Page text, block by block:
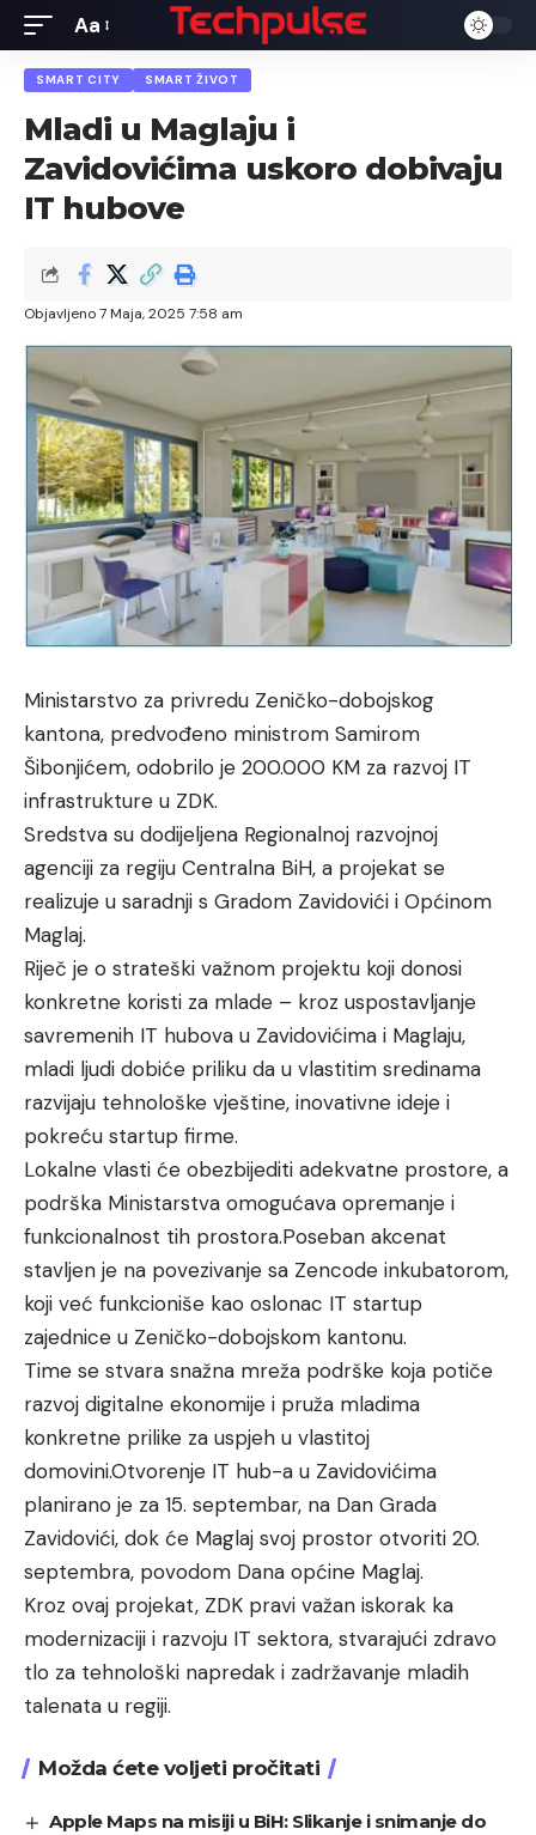
Font
Resizer
Aa
SMART CITY SMART ŽIVOT
Mladi u Maglaju i
Zavidovićima uskoro dobivaju
IT hubove
Objavljeno 7 Maja, 2025 7:58 am
Ministarstvo za privredu Zeničko-dobojskog
kantona, predvođeno ministrom Samirom
Šibonjićem, odobrilo je 200.000 KM za razvoj IT
infrastrukture u ZDK.
Sredstva su dodijeljena Regionalnoj razvojnoj
agenciji za regiju Centralna BiH, a projekat se
realizuje u saradnji s Gradom Zavidovići i Općinom
Maglaj.
Riječ je o strateški važnom projektu koji donosi
konkretne koristi za mlade – kroz uspostavljanje
savremenih IT hubova u Zavidovićima i Maglaju,
mladi ljudi dobiće priliku da u vlastitim sredinama
razvijaju tehnološke vještine, inovativne ideje i
pokreću startup firme.
Lokalne vlasti će obezbijediti adekvatne prostore, a
podrška Ministarstva omogućava opremanje i
funkcionalnost tih prostora.Poseban akcenat
stavljen je na povezivanje sa Zencode inkubatorom,
koji već funkcioniše kao oslonac IT startup
zajednice u Zeničko-dobojskom kantonu.
Time se stvara snažna mreža podrške koja potiče
razvoj digitalne ekonomije i pruža mladima
konkretne prilike za uspjeh u vlastitoj
domovini.Otvorenje IT hub-a u Zavidovićima
planirano je za 15. septembar, na Dan Grada
Zavidovići, dok će Maglaj svoj prostor otvoriti 20.
septembra, povodom Dana općine Maglaj.
Kroz ovaj projekat, ZDK pravi važan iskorak ka
modernizaciji i razvoju IT sektora, stvarajući zdravo
tlo za tehnološki napredak i zadržavanje mladih
talenata u regiji.
Možda ćete voljeti pročitati
Apple Maps na misiji u BiH: Slikanje i snimanje do